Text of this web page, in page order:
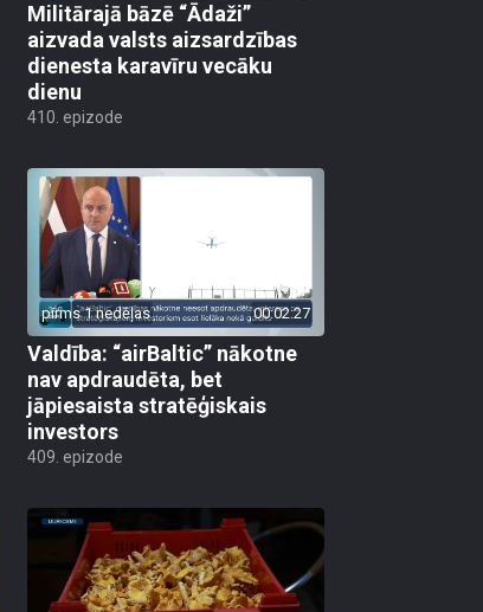
Militārajā bāzē “Ādaži”
aizvada valsts aizsardzības
dienesta karavīru vecāku
dienu
410. epizode
pirms 1 nedēļas 00:02:27
Valdība: “airBaltic” nākotne
nav apdraudēta, bet
jāpiesaista stratēģiskais
investors
409. epizode